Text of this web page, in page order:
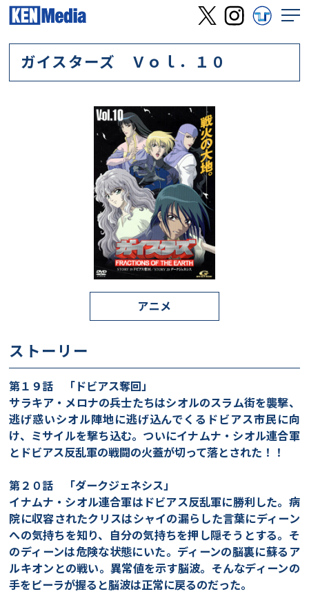
ガイスターズ Ｖｏｌ．１０
アニメ
ストーリー
第１９話 「ドビアス奪回」
サラキア・メロナの兵士たちはシオルのスラム街を襲撃、
逃げ惑いシオル陣地に逃げ込んでくるドビアス市民に向
け、ミサイルを撃ち込む。ついにイナムナ・シオル連合軍
とドビアス反乱軍の戦闘の火蓋が切って落とされた！！
第２０話 「ダークジェネシス」
イナムナ・シオル連合軍はドビアス反乱軍に勝利した。病
院に収容されたクリスはシャイの漏らした言葉にディーン
への気持ちを知り、自分の気持ちを押し隠そうとする。そ
のディーンは危険な状態にいた。ディーンの脳裏に蘇るア
ルキオンとの戦い。異常値を示す脳波。そんなディーンの
手をピーラが握ると脳波は正常に戻るのだった。